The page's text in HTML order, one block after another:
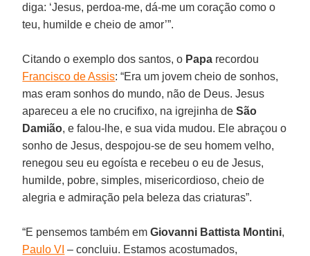
diga: ‘Jesus, perdoa-me, dá-me um coração como o
teu, humilde e cheio de amor’”.
Citando o exemplo dos santos, o Papa recordou
Francisco de Assis: “Era um jovem cheio de sonhos,
mas eram sonhos do mundo, não de Deus. Jesus
apareceu a ele no crucifixo, na igrejinha deSão
Damião, e falou-lhe, e sua vida mudou. Ele abraçou o
sonho de Jesus, despojou-se de seu homem velho,
renegou seu eu egoísta e recebeu o eu de Jesus,
humilde, pobre, simples, misericordioso, cheio de
alegria e admiração pela beleza das criaturas”.
“E pensemos também emGiovanni Battista Montini,
Paulo VI – concluiu. Estamos acostumados,